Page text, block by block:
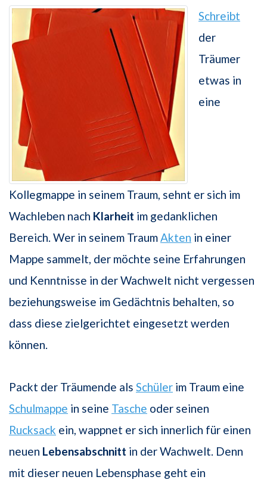
Schreibt
der
Träumer
etwas in
eine
Kollegmappe in seinem Traum, sehnt er sich im
Wachleben nach Klarheit im gedanklichen
Bereich. Wer in seinem Traum Akten in einer
Mappe sammelt, der möchte seine Erfahrungen
und Kenntnisse in der Wachwelt nicht vergessen
beziehungsweise im Gedächtnis behalten, so
dass diese zielgerichtet eingesetzt werden
können.
Packt der Träumende als Schüler im Traum eine
Schulmappe in seine Tasche oder seinen
Rucksack ein, wappnet er sich innerlich für einen
neuen Lebensabschnitt in der Wachwelt. Denn
mit dieser neuen Lebensphase geht ein